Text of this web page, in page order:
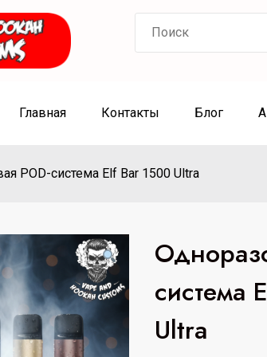
for:
Главная Контакты Блог
POD-система Elf Bar 1500 Ultra
система
Ultra